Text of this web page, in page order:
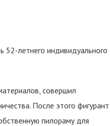
52-летнего индивидуального
совершил
После этого фигурант
пилораму для